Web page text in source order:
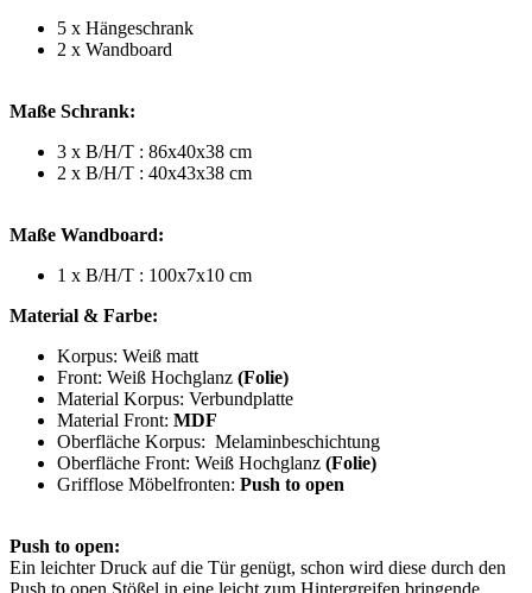
5 x Hängeschrank
2 x Wandboard
Maße Schrank:
3 x B/H/T : 86x40x38 cm
2 x B/H/T : 40x43x38 cm
Maße Wandboard:
1 x B/H/T : 100x7x10 cm
Material & Farbe:
Korpus: Weiß matt
Front: Weiß Hochglanz (Folie)
Material Korpus: Verbundplatte
Material Front: MDF
Oberfläche Korpus: Melaminbeschichtung
Oberfläche Front: Weiß Hochglanz (Folie)
Grifflose Möbelfronten: Push to open
Push to open:
Ein leichter Druck auf die Tür genügt, schon wird diese durch den